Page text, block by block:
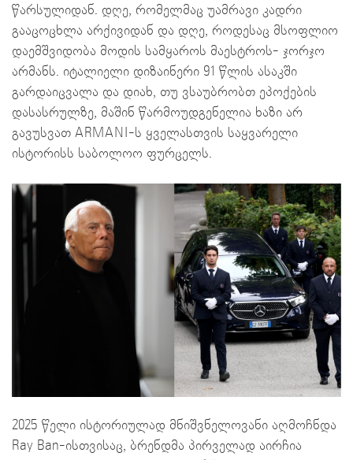
წარსულიდან. დღე, რომელმაც უამრავი კადრი
გააცოცხლა არქივიდან და დღე, როდესაც მსოფლიო
დაემშვიდობა მოდის სამყაროს მაესტროს- ჯორჯო
არმანს. იტალიელი დიზაინერი 91 წლის ასაკში
გარდაიცვალა და დიახ, თუ ვსაუბრობთ ეპოქების
დასასრულზე, მაშინ წარმოუდგენელია ხაზი არ
გავუსვათ ARMANI-ს ყველასთვის საყვარელი
ისტორისს საბოლოო ფურცელს.
2025 წელი ისტორიულად მნიშვნელოვანი აღმოჩნდა
Ray Ban-ისთვისაც, ბრენდმა პირველად აირჩია